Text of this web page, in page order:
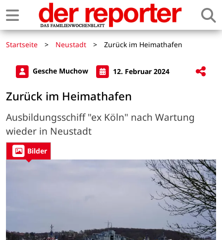
Startseite > Neustadt > Zurück im Heimathafen
Gesche Muchow 12. Februar 2024
Zurück im Heimathafen
Ausbildungsschiff "ex Köln" nach Wartung
wieder in Neustadt
Bilder